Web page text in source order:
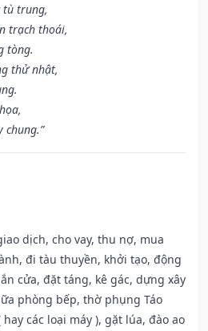
tù trung,
trạch thoái,
tòng.
thử nhật,
chung.”
dịch, cho vay, thu nợ, mua
đi tàu thuyền, khởi tạo, động
cửa, đặt táng, kê gác, dựng xây
phòng bếp, thờ phụng Táo
các loại máy ), gặt lúa, đào ao